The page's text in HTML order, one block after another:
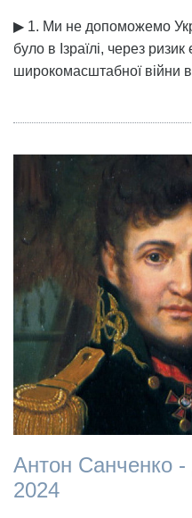
▶ 1. Ми не допоможемо
було в Ізраїлі, через ризик
широкомасштабної війни
Антон Санченко -
2024